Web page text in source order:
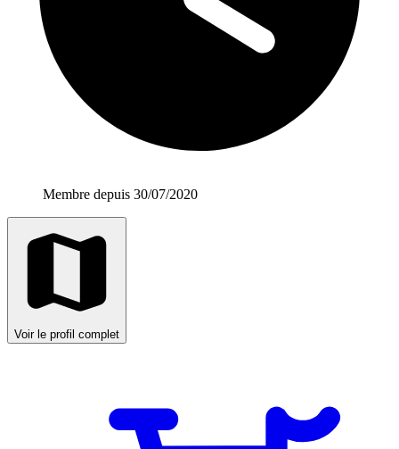
Membre depuis 30/07/2020
Voir le profil complet